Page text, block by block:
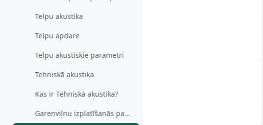
Telpu akustika
Telpu apdare
Telpu akustiskie parametri
Tehniskā akustika
Kas ir Tehniskā akustika?
Garenviļnu izplatīšanās pamatnosacījumi